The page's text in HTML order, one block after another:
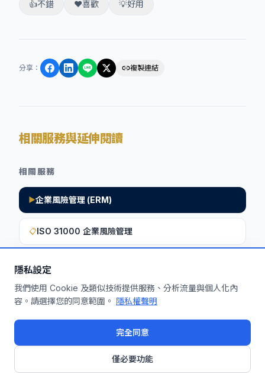
隱私設定
我們使用 Cookie 及類似技術提供服務、分析流量與個人化內
容。請選擇您的同意範圍。 隱私權聲明
完全同意
僅必要功能
👍不錯 ❤️喜歡 💡好用
分享 ： 複製連結
相關服務與延伸閱讀
相關服務
▶企業風險管理 (ERM)
📋ISO 31000 企業風險管理
想深入了解如何將此洞察應用於您的企
業？
申請免費機制診斷